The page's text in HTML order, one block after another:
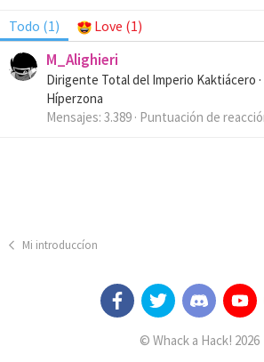
Todo (1) Love (1)
M_Alighieri
Dirigente Total del Imperio Kaktiácero ·
Híperzona
Mensajes 3.389 Puntuación de
Mi introduccíon
© Whack a Hack! 2026